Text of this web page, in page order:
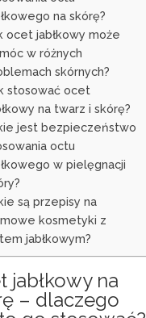
na skórę?
ocet jabłkowy może
w różnych
skórnych?
stosować ocet
na twarz i skórę?
jest bezpieczeństwo
octu
w pielęgnacji
są przepisy na
kosmetyki z
jabłkowym?
jabłkowy na
– dlaczego